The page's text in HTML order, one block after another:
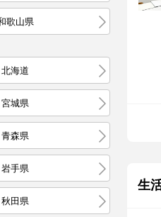
歌山県
北海道
宮城県
青森県
岩手県
秋田県
生